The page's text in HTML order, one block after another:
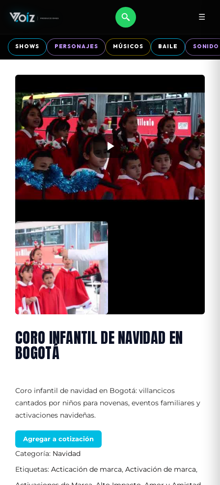
☰
SHOWS PERSONAJES MÚSICOS BAILE SONIDO
CORO INFANTIL DE NAVIDAD EN
BOGOTÁ
Coro infantil de navidad en Bogotá: villancicos
cantados por niños para novenas, eventos familiares y
activaciones navideñas.
Agregar a cotización
Categoría: Navidad
Etiquetas: Acticación de marca, Activación de marca,